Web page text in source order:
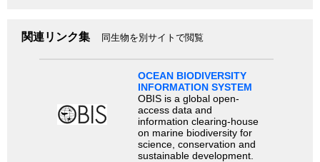
関連リンク集 同生物を別サイトで閲覧
OCEAN BIODIVERSITY
INFORMATION SYSTEM
OBIS is a global open-
access data and
information clearing-house
on marine biodiversity for
science, conservation and
sustainable development.